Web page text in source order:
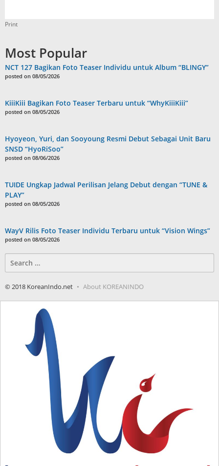
Print
Most Popular
NCT 127 Bagikan Foto Teaser Individu untuk Album “BLINGY”
posted on 08/05/2026
KiiiKiii Bagikan Foto Teaser Terbaru untuk “WhyKiiiKiii”
posted on 08/05/2026
Hyoyeon, Yuri, dan Sooyoung Resmi Debut Sebagai Unit Baru
SNSD “HyoRiSoo”
posted on 08/06/2026
TUIDE Ungkap Jadwal Perilisan Jelang Debut dengan “TUNE &
PLAY”
posted on 08/05/2026
WayV Rilis Foto Teaser Individu Terbaru untuk “Vision Wings”
posted on 08/05/2026
for:
© 2018 KoreanIndo.net About KOREANINDO